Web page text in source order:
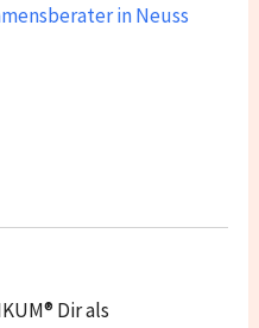
in Neuss
Dir als